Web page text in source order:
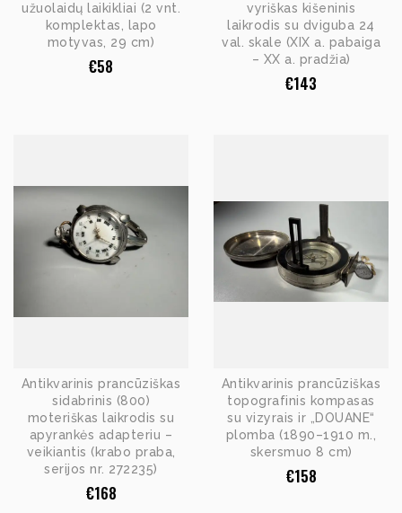
užuolaidų laikikliai (2 vnt.
komplektas, lapo
motyvas, 29 cm)
€58
vyriškas kišeninis
laikrodis su dviguba 24
val. skale (XIX a. pabaiga
– XX a. pradžia)
€143
Antikvarinis prancūziškas
sidabrinis (800)
moteriškas laikrodis su
apyrankės adapteriu –
veikiantis (krabo praba,
serijos nr. 272235)
€168
Antikvarinis prancūziškas
topografinis kompasas
su vizyrais ir „DOUANE“
plomba (1890–1910 m.,
skersmuo 8 cm)
€158